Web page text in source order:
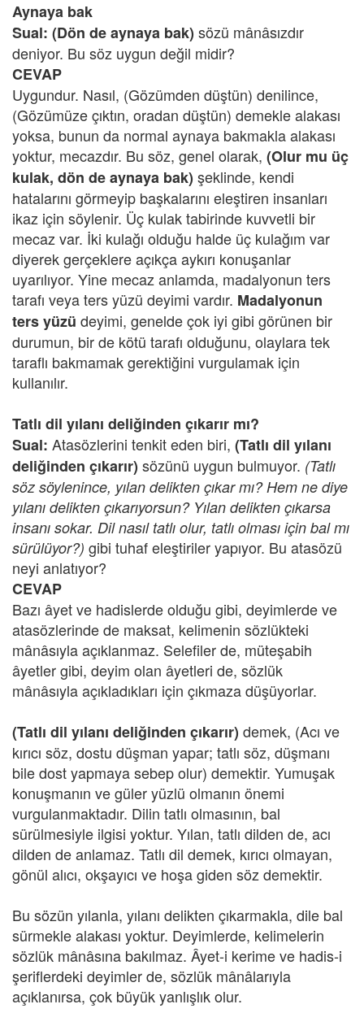
Aynaya bak
Sual: (Dön de aynaya bak) sözü mânâsızdır
deniyor. Bu söz uygun değil midir?
CEVAP
Uygundur. Nasıl, (Gözümden düştün) denilince,
(Gözümüze çıktın, oradan düştün) demekle alakası
yoksa, bunun da normal aynaya bakmakla alakası
yoktur, mecazdır. Bu söz, genel olarak, (Olur mu üç
kulak, dön de aynaya bak) şeklinde, kendi
hatalarını görmeyip başkalarını eleştiren insanları
ikaz için söylenir. Üç kulak tabirinde kuvvetli bir
mecaz var. İki kulağı olduğu halde üç kulağım var
diyerek gerçeklere açıkça aykırı konuşanlar
uyarılıyor. Yine mecaz anlamda, madalyonun ters
tarafı veya ters yüzü deyimi vardır. Madalyonun
ters yüzü deyimi, genelde çok iyi gibi görünen bir
durumun, bir de kötü tarafı olduğunu, olaylara tek
taraflı bakmamak gerektiğini vurgulamak için
kullanılır.
Tatlı dil yılanı deliğinden çıkarır mı?
Sual: Atasözlerini tenkit eden biri, (Tatlı dil yılanı
deliğinden çıkarır) sözünü uygun bulmuyor. (Tatlı
söz söylenince, yılan delikten çıkar mı? Hem ne diye
yılanı delikten çıkarıyorsun? Yılan delikten çıkarsa
insanı sokar. Dil nasıl tatlı olur, tatlı olması için bal mı
sürülüyor?) gibi tuhaf eleştiriler yapıyor. Bu atasözü
neyi anlatıyor?
CEVAP
Bazı âyet ve hadislerde olduğu gibi, deyimlerde ve
atasözlerinde de maksat, kelimenin sözlükteki
mânâsıyla açıklanmaz. Selefiler de, müteşabih
âyetler gibi, deyim olan âyetleri de, sözlük
mânâsıyla açıkladıkları için çıkmaza düşüyorlar.
(Tatlı dil yılanı deliğinden çıkarır) demek, (Acı ve
kırıcı söz, dostu düşman yapar; tatlı söz, düşmanı
bile dost yapmaya sebep olur) demektir. Yumuşak
konuşmanın ve güler yüzlü olmanın önemi
vurgulanmaktadır. Dilin tatlı olmasının, bal
sürülmesiyle ilgisi yoktur. Yılan, tatlı dilden de, acı
dilden de anlamaz. Tatlı dil demek, kırıcı olmayan,
gönül alıcı, okşayıcı ve hoşa giden söz demektir.
Bu sözün yılanla, yılanı delikten çıkarmakla, dile bal
sürmekle alakası yoktur. Deyimlerde, kelimelerin
sözlük mânâsına bakılmaz. Âyet-i kerime ve hadis-i
şeriflerdeki deyimler de, sözlük mânâlarıyla
açıklanırsa, çok büyük yanlışlık olur.